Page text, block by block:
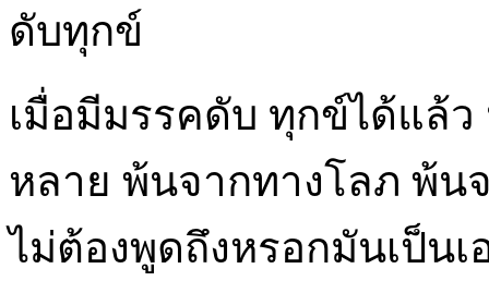
ดับทุกข์
เมื่อมีมรรคดับ ทุกข์ได้แล้
หลาย พ้นจากทางโลภ พ้น
ไม่ต้องพูดถึงหรอกมันเป็น